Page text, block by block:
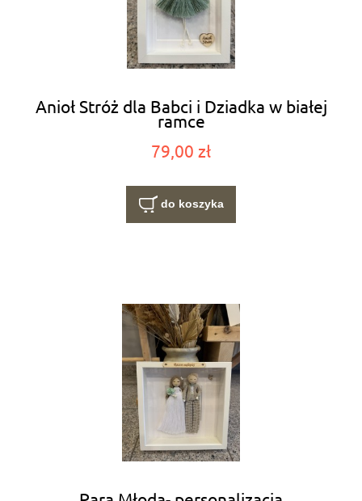
Anioł Stróż dla Babci i Dziadka w białej
ramce
79,00 zł
do koszyka